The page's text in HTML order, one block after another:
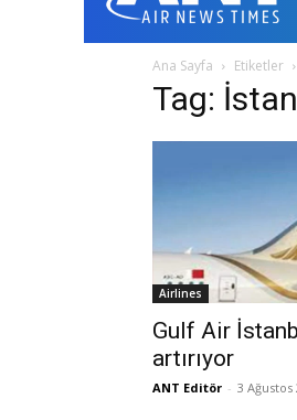
Ana Sayfa Etiketler
Tag:
Airlines
Gulf Air
artırıyor
ANT Editör - 3 Ağustos